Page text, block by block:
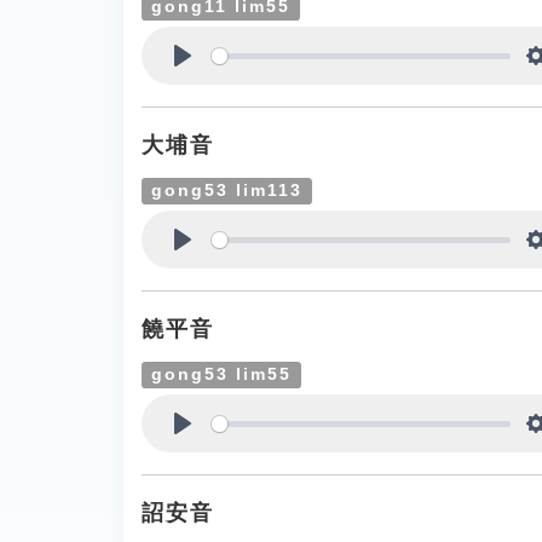
gong11 lim55
大埔音
gong53 lim113
饒平音
gong53 lim55
詔安音